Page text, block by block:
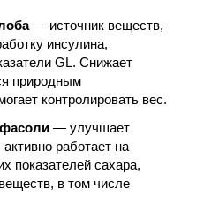
— источник веществ,
инсулина,
GL. Снижает
природным
контролировать вес.
фасоли — улучшает
работает на
показателей сахара,
в том числе